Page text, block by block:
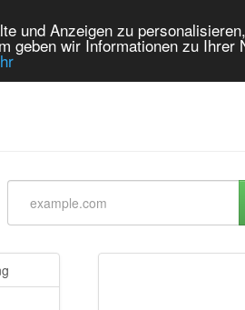
und Anzeigen zu
geben wir Informationen zu